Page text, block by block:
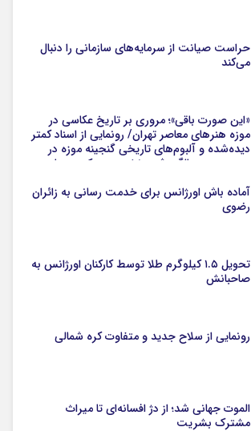
حراست صیانت از سرمایه‌های سازمانی را دنبال
می‌کند
«این صورت باقی»؛ مروری بر تاریخ عکاسی در
موزه هنرهای معاصر تهران/ رونمایی از اسناد کمتر
دیده‌شده و آلبوم‌های تاریخی گنجینه موزه در
دویستمین سالگرد ثبت نخستین عکس جهان
آماده باش اورژانس برای خدمت رسانی به زائران
رضوی
تحویل ۱.۵ کیلوگرم طلا توسط کارکنان اورژانس به
صاحبانش
رونمایی از سلاح جدید و متفاوت کره شمالی
الموت جهانی شد؛ از دژ افسانه‌ای تا میراث
مشترک بشریت